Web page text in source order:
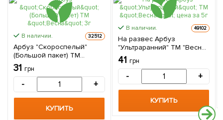
В наличии. 32512
Арбуз "Скороспелый"
(Большой пакет) ТМ
"Весна" 3г
31 грн
- +
КУПИТЬ
В наличии. 49102
На развес Арбуз
"Ультраранний" ТМ "Весна"
цена за 5г
41 грн
- +
КУПИТЬ